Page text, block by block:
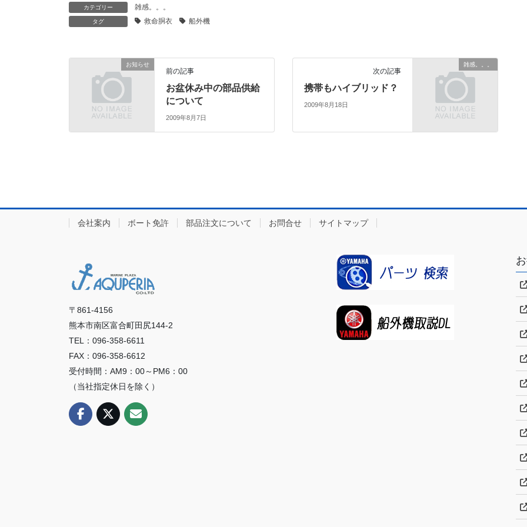
カテゴリー 雑感。。。
タグ 救命胴衣 船外機
お知らせ
前の記事
お盆休み中の部品供給
について
2009年8月7日
雑感。。。
次の記事
携帯もハイブリッド？
2009年8月18日
会社案内 ボート免許 部品注文について お問合せ サイトマップ
〒861-4156
熊本市南区富合町田尻144-2
TEL：096-358-6611
FAX：096-358-6612
受付時間：AM9：00～PM6：00
（当社指定休日を除く）